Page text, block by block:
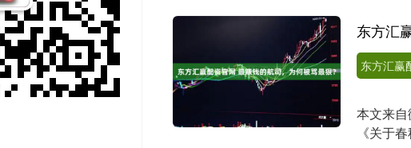
东方汇
东方汇赢
本文来
《关于